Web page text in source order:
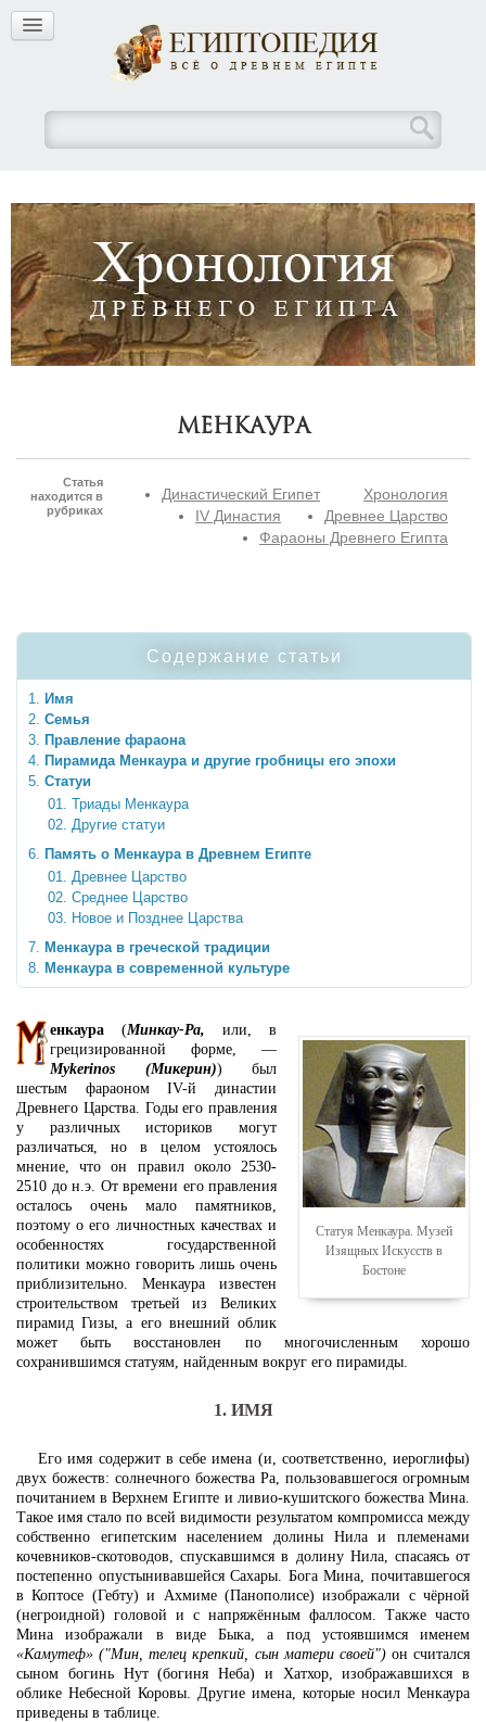
Менкаура
Статья
находится в
рубриках
Хронология
Династический Египет
Древнее Царство
IV Династия
Фараоны Древнего Египта
Содержание статьи
Имя
Семья
Правление фараона
Пирамида Менкаура и другие гробницы его эпохи
Статуи
Триады Менкаура
Другие статуи
Память о Менкаура в Древнем Египте
Древнее Царство
Среднее Царство
Новое и Позднее Царства
Менкаура в греческой традиции
Менкаура в современной культуре
Статуя Менкаура. Музей
Изящных Искусств в
Бостоне
енкаура (Минкау-Ра, или, в
грецизированной форме, —
Mykerinos (Микерин)) был
шестым фараоном IV-й династии
Древнего Царства. Годы его правления
у различных историков могут
различаться, но в целом устоялось
мнение, что он правил около 2530-
2510 до н.э. От времени его правления
осталось очень мало памятников,
поэтому о его личностных качествах и
особенностях государственной
политики можно говорить лишь очень
приблизительно. Менкаура известен
строительством третьей из Великих
пирамид Гизы, а его внешний облик
может быть восстановлен по многочисленным хорошо
сохранившимся статуям, найденным вокруг его пирамиды.
1. ИМЯ
Его имя содержит в себе имена (и, соответственно, иероглифы)
двух божеств: солнечного божества Ра, пользовавшегося огромным
почитанием в Верхнем Египте и ливио-кушитского божества Мина.
Такое имя стало по всей видимости результатом компромисса между
собственно египетским населением долины Нила и племенами
кочевников-скотоводов, спускавшимся в долину Нила, спасаясь от
постепенно опустынивавшейся Сахары. Бога Мина, почитавшегося
в Коптосе (Гебту) и Ахмиме (Панополисе) изображали с чёрной
(негроидной) головой и с напряжённым фаллосом. Также часто
Мина изображали в виде Быка, а под устоявшимся именем
«Камутеф» ("Мин, телец крепкий, сын матери своей")он считался
сыном богинь Нут (богиня Неба) и Хатхор, изображавшихся в
облике Небесной Коровы. Другие имена, которые носил Менкаура
приведены в таблице.